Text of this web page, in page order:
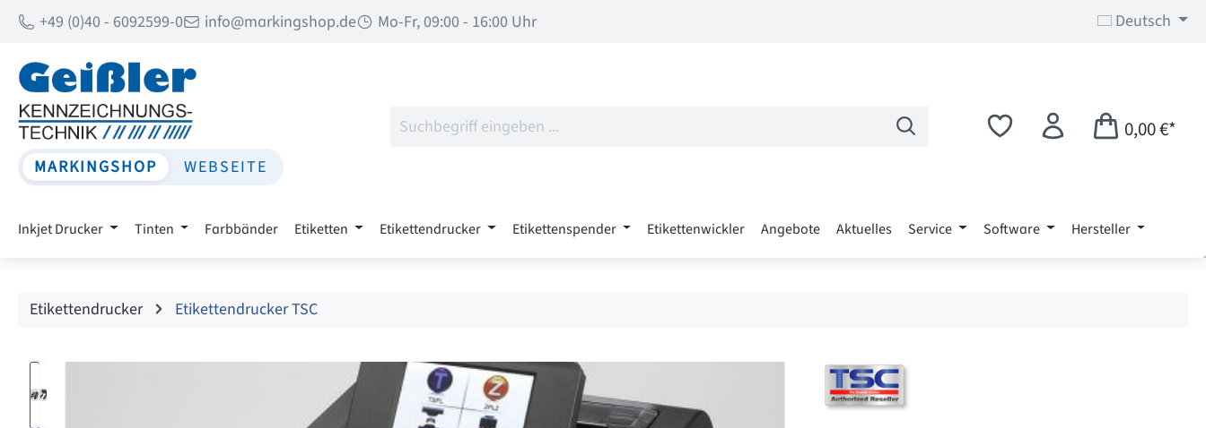
Hauptinhalt springen
Zur Suche springen
Zur Hauptnavigation springen
+49 (0)40 - 6092599-0 info@markingshop.de Mo-Fr, 09:00 - 16:00 Uhr Deutsch
MARKINGSHOP WEBSEITE
0,00 €*
Inkjet Drucker Tinten Farbbänder Etiketten Etikettendrucker Etikettenspender Etikettenwickler Angebote Aktuelles Service Software Hersteller
Etikettendrucker Etikettendrucker TSC